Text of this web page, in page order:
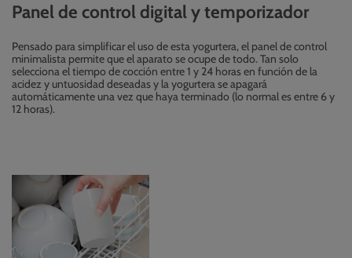
Panel de control digital y temporizador
Pensado para simplificar el uso de esta yogurtera, el panel de control
minimalista permite que el aparato se ocupe de todo. Tan solo
selecciona el tiempo de cocción entre 1 y 24 horas en función de la
acidez y untuosidad deseadas y la yogurtera se apagará
automáticamente una vez que haya terminado (lo normal es entre 6 y
12 horas).